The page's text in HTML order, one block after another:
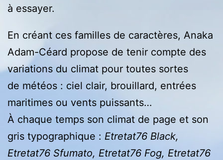
à essayer.
En créant ces familles de caractères, Anaka
Adam-Céard propose de tenir compte des
variations du climat pour toutes sortes
de météos : ciel clair, brouillard, entrées
maritimes ou vents puissants…
À chaque temps son climat de page et son
gris typographique : Etretat76 Black,
Etretat76 Sfumato, Etretat76 Fog, Etretat76